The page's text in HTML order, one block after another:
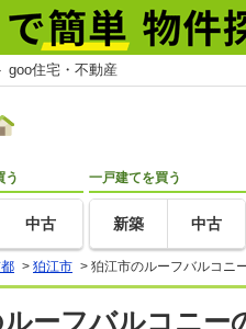
goo住宅・不動産
う
中古
一戸建てを買う
新築 中古
> 狛江市 > 狛江市のルーフバルコニ
ーフバルコニ